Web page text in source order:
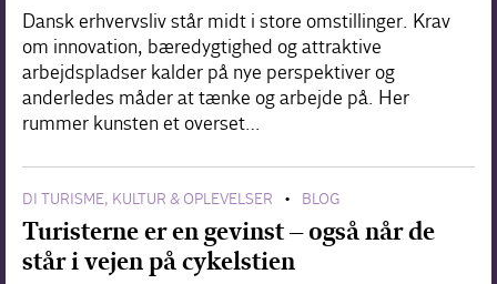
Dansk erhvervsliv står midt i store omstillinger. Krav
om innovation, bæredygtighed og attraktive
arbejdspladser kalder på nye perspektiver og
anderledes måder at tænke og arbejde på. Her
rummer kunsten et overset…
DI TURISME, KULTUR & OPLEVELSER • BLOG
Turisterne er en gevinst – også når de
står i vejen på cykelstien